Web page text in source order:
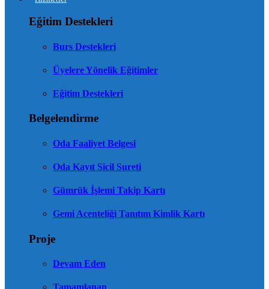
Eğitim Destekleri
Burs Destekleri
Üyelere Yönelik Eğitimler
Eğitim Destekleri
Belgelendirme
Oda Faaliyet Belgesi
Oda Kayıt Sicil Sureti
Gümrük İşlemi Takip Kartı
Gemi Acenteliği Tanıtım Kimlik Kartı
Proje
Devam Eden